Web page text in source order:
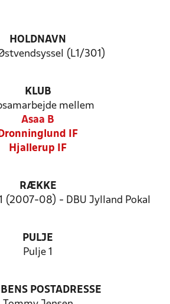
HOLDNAVN
Østvendsyssel (L1/301)
KLUB
mellem
Asaa B
Dronninglund IF
Hjallerup IF
RÆKKE
(2007-08) - DBU Jylland Pokal
PULJE
Pulje 1
POSTADRESSE